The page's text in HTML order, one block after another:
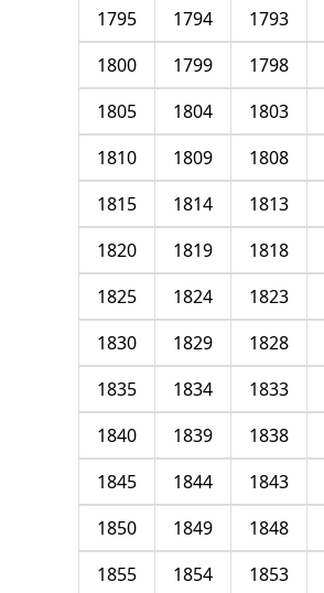
1793
1794
1795
1798
1799
1800
1803
1804
1805
1808
1809
1810
1813
1814
1815
1818
1819
1820
1823
1824
1825
1828
1829
1830
1833
1834
1835
1838
1839
1840
1843
1844
1845
1848
1849
1850
1853
1854
1855